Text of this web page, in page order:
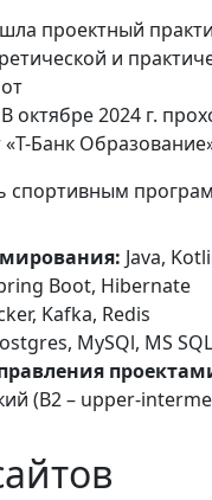
проектный
и
октябре 2024 г.
Банк
спортивным
Java,
Boot, Hibernate
Kafka, Redis
MySQl, MS
(B2 – upper-